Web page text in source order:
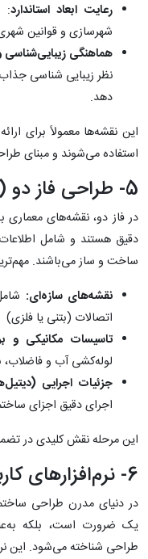
رعایت ابعاد استاندارد:
شهرسازی و قوانین
هماهنگی زیبایی‌شناسی
نظر زیبایی شناسی جذاب
دهد.
این نقشه‌ها معمولاً برای
استفاده می‌شوند و مبنای
5- طراحی فاز دو (نقشه‌های اجرایی)
در فاز دو، نقشه‌های
دقیق هستند و شامل
ساخت و ساز می‌باشند.
نقشه‌های سازه‌ای:
اتصالات (بتنی یا فلزی)
تاسیسات مکانیکی و
لوله‌کشی آب و
جزئیات اجرایی
اجرای دقیق اجزای
این مرحله نقش کلیدی در
6- نرم‌افزارهای کاربردی در نقشه‌کشی
در دنیای مدرن طراحی
یک ضرورت است، بلکه
طراحی شناخته می‌شود. این